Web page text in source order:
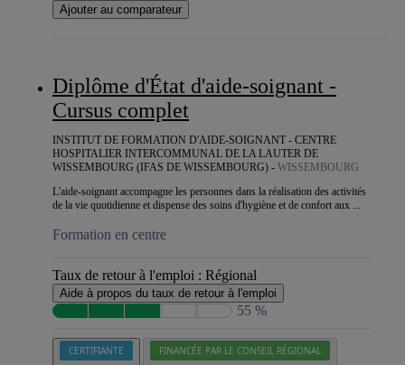
Ajouter au comparateur
Diplôme d'État d'aide-soignant -
Cursus complet
INSTITUT DE FORMATION D'AIDE-SOIGNANT - CENTRE
HOSPITALIER INTERCOMMUNAL DE LA LAUTER DE
WISSEMBOURG (IFAS DE WISSEMBOURG) - WISSEMBOURG
L'aide-soignant accompagne les personnes dans la réalisation des activités
de la vie quotidienne et dispense des soins d'hygiène et de confort aux ...
Formation en centre
Taux de retour à l'emploi : Régional
Aide à propos du taux de retour à l'emploi
55 %
CERTIFIANTE FINANCÉE PAR LE CONSEIL RÉGIONAL